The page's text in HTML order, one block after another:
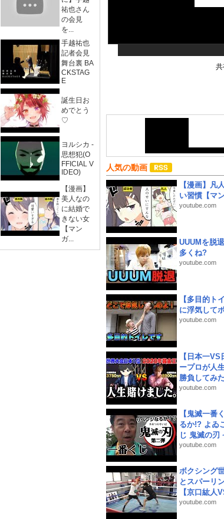
祐也さん
の会見
を...
手越祐也
記者会見
舞台裏 BA
CKSTAG
E
誕生日お
めでとう
♡
ヨルシカ -
思想犯(O
FFICIAL V
IDEO)
【漫画】
美人なの
に結婚で
きない女
【マン
ガ...
共
人気の動画
【漫画】凡
い習慣【マ
youtube.com
UUUMを脱
多くね?
youtube.com
【多目的ト
に浮気して
youtube.com
【日本一
ープロが人
勝負してみ
youtube.com
【鬼滅一番
るか!? よゐ
じ 鬼滅の刃
youtube.com
ボクシング
とスパーリ
【京口紘人
youtube.com